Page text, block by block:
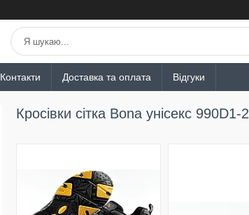
Контакти Доставка та оплата Відгуки
Кросівки сітка Bona унісекс 990D1-2